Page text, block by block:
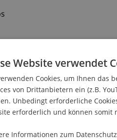
Bank- und
über Europäische
ist am 20. Oktober 2020 im
2021 im gesamten
die Erbringung von
und die Beaufsichtigung
Website verwendet
Cookies, um Ihnen das
von Drittanbietern ein (z.B.
Unbedingt erforderliche
erforderlich und können somit
Informationen zum